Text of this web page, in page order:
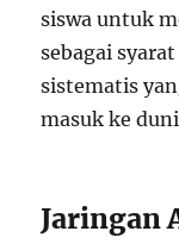
siswa untuk
sebagai
sistematis
masuk ke
Jaringan